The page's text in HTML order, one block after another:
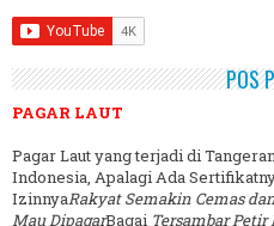
POS
PAGAR LAUT
Pagar Laut yang terjadi di
Indonesia, Apalagi Ada
IzinnyaRakyat Semakin Cemas
Mau DipagarBagai Tersambar Petir